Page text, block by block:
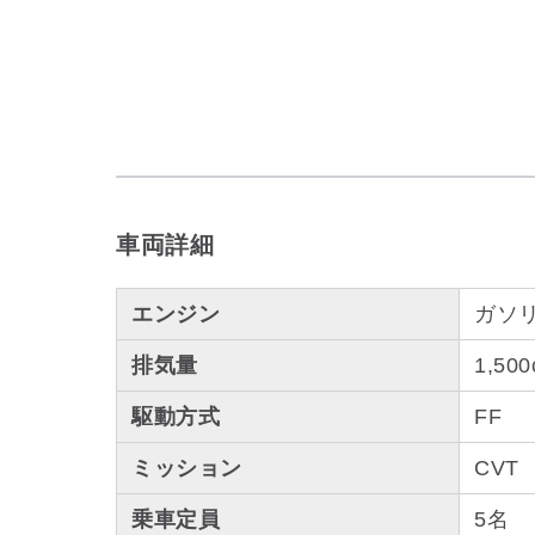
車両詳細
エンジン ガソ
排気量
駆動方式 FF
ミッション CVT
乗車定員 5名